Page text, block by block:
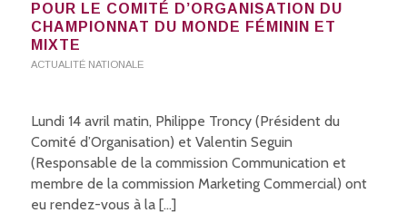
POUR LE COMITÉ D’ORGANISATION DU
CHAMPIONNAT DU MONDE FÉMININ ET
MIXTE
ACTUALITÉ NATIONALE
Lundi 14 avril matin, Philippe Troncy (Président du
Comité d’Organisation) et Valentin Seguin
(Responsable de la commission Communication et
membre de la commission Marketing Commercial) ont
eu rendez-vous à la […]